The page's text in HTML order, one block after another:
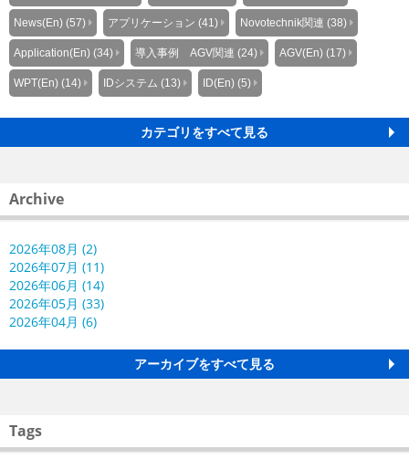
News(En) (57) アプリケーション (41) Novotechnik関連 (38)
Application(En) (34) 導入事例 AGV関連 (24) AGV(En) (17)
WPT(En) (14) IDシステム (13) ID(En) (5)
カテゴリをすべて見る
Archive
2026年08月 (2)
2026年07月 (11)
2026年06月 (14)
2026年05月 (33)
2026年04月 (6)
アーカイブをすべて見る
Tags